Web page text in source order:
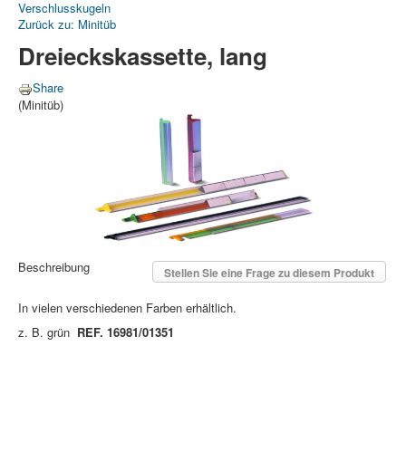
Verschlusskugeln
Zurück zu: Minitüb
Dreieckskassette, lang
Share
(Minitüb)
Stellen Sie eine Frage zu diesem Produkt
Beschreibung
In vielen verschiedenen Farben erhältlich.
z. B. grün REF. 16981/01351